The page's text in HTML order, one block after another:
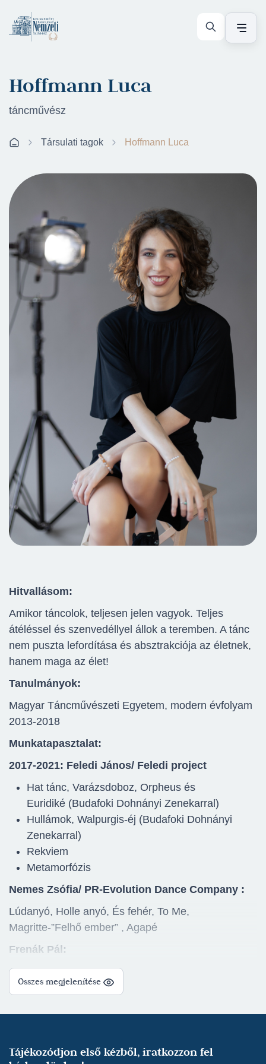
Hoffmann Luca
táncművész
Társulati tagok Hoffmann Luca
Hitvallásom:
Amikor táncolok, teljesen jelen vagyok. Teljes
átéléssel és szenvedéllyel állok a teremben. A tánc
nem puszta lefordítása és absztrakciója az életnek,
hanem maga az élet!
Tanulmányok:
Magyar Táncművészeti Egyetem, modern évfolyam
2013-2018
Munkatapasztalat:
2017-2021: Feledi János/ Feledi project
Hat tánc, Varázsdoboz, Orpheus és
Euridiké (Budafoki Dohnányi Zenekarral)
Hullámok, Walpurgis-éj (Budafoki Dohnányi
Zenekarral)
Rekviem
Metamorfózis
Nemes Zsófia/ PR-Evolution Dance Company :
Lúdanyó, Holle anyó, És fehér, To Me,
Magritte-”Felhő ember” , Agapé
Frenák Pál:
HIR_O
Kecskeméti Katona József Nemzeti Színház:
Aram Iljics Hacsaturján - Nagysolymosi Gábor -
Szereplő - Nagyszínház (rendező: Barta Dóra)
Összes megjelenítése
Tájékozódjon első kézből, iratkozzon fel